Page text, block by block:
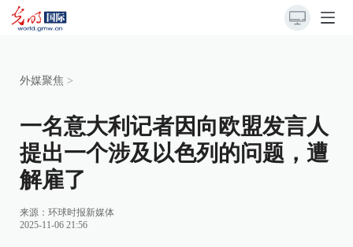
外媒聚焦 >
一名意大利记者因向欧盟发言人
提出一个涉及以色列的问题，遭
解雇了
来源： 环球时报新媒体
2025-11-06 21:56